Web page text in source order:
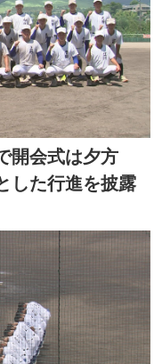
開会式は夕方
した行進を披露